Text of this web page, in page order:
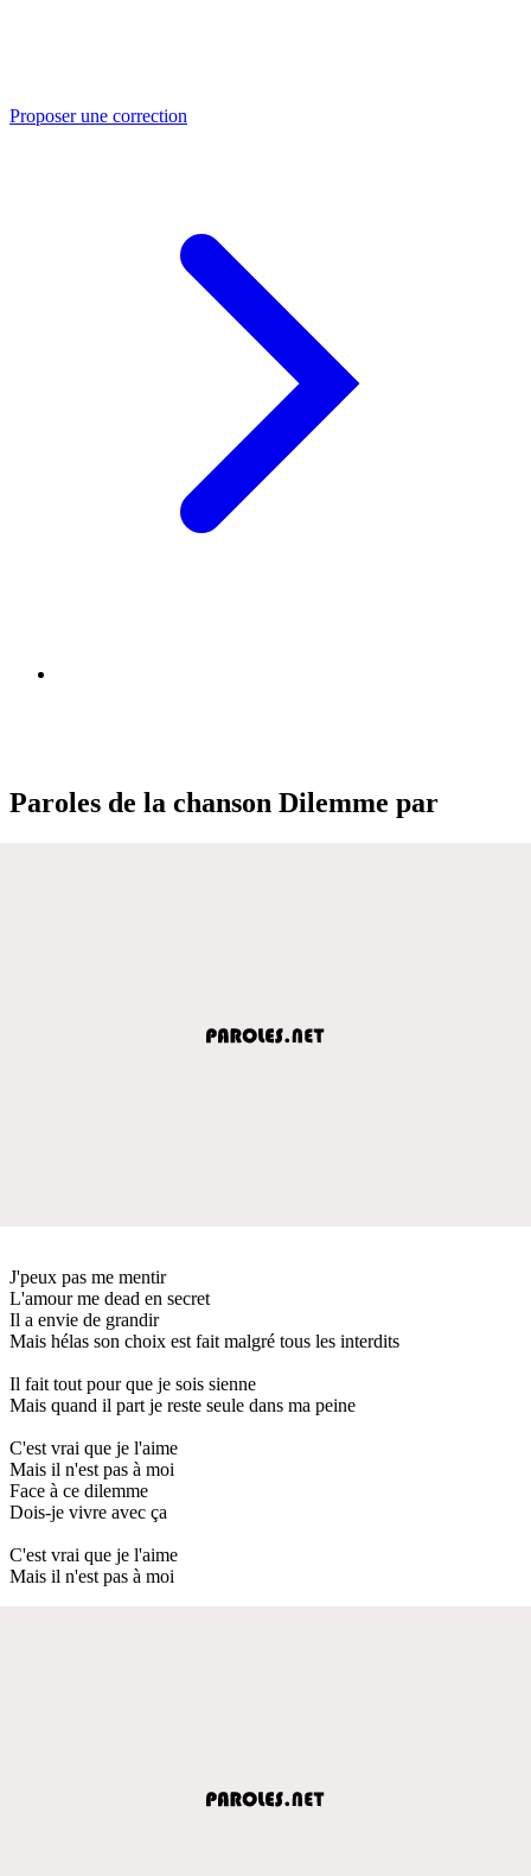
Proposer une correction
Paroles de la chanson Dilemme par
J'peux pas me mentir
L'amour me dead en secret
Il a envie de grandir
Mais hélas son choix est fait malgré tous les interdits
Il fait tout pour que je sois sienne
Mais quand il part je reste seule dans ma peine
C'est vrai que je l'aime
Mais il n'est pas à moi
Face à ce dilemme
Dois-je vivre avec ça
C'est vrai que je l'aime
Mais il n'est pas à moi